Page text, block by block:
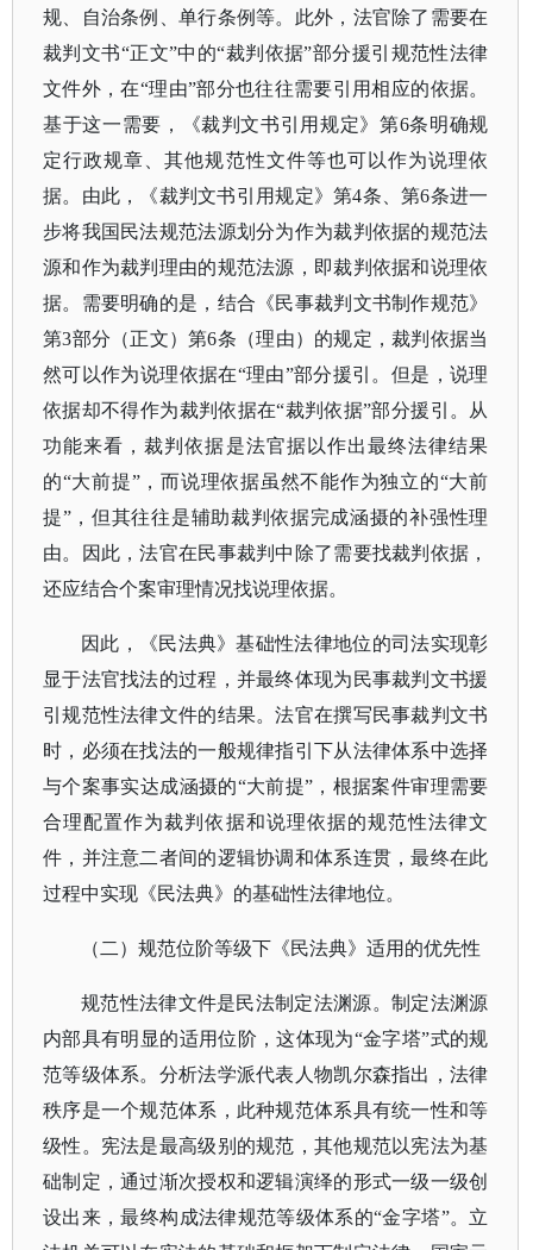
规、自治条例、单行条例等。此外，法官除了需要在
裁判文书“正文”中的“裁判依据”部分援引规范性法律
文件外，在“理由”部分也往往需要引用相应的依据。
基于这一需要，《裁判文书引用规定》第6条明确规
定行政规章、其他规范性文件等也可以作为说理依
据。由此，《裁判文书引用规定》第4条、第6条进一
步将我国民法规范法源划分为作为裁判依据的规范法
源和作为裁判理由的规范法源，即裁判依据和说理依
据。需要明确的是，结合《民事裁判文书制作规范》
第3部分（正文）第6条（理由）的规定，裁判依据当
然可以作为说理依据在“理由”部分援引。但是，说理
依据却不得作为裁判依据在“裁判依据”部分援引。从
功能来看，裁判依据是法官据以作出最终法律结果
的“大前提”，而说理依据虽然不能作为独立的“大前
提”，但其往往是辅助裁判依据完成涵摄的补强性理
由。因此，法官在民事裁判中除了需要找裁判依据，
还应结合个案审理情况找说理依据。
因此，《民法典》基础性法律地位的司法实现彰
显于法官找法的过程，并最终体现为民事裁判文书援
引规范性法律文件的结果。法官在撰写民事裁判文书
时，必须在找法的一般规律指引下从法律体系中选择
与个案事实达成涵摄的“大前提”，根据案件审理需要
合理配置作为裁判依据和说理依据的规范性法律文
件，并注意二者间的逻辑协调和体系连贯，最终在此
过程中实现《民法典》的基础性法律地位。
（二） 规范位阶等级下《民法典》适用的优先性
规范性法律文件是民法制定法渊源。制定法渊源
内部具有明显的适用位阶，这体现为“金字塔”式的规
范等级体系。分析法学派代表人物凯尔森指出，法律
秩序是一个规范体系，此种规范体系具有统一性和等
级性。宪法是最高级别的规范，其他规范以宪法为基
础制定，通过渐次授权和逻辑演绎的形式一级一级创
设出来，最终构成法律规范等级体系的“金字塔”。立